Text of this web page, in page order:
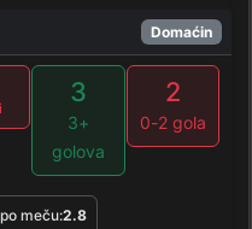
Domaćin
3
3+
golova
2
0-2 gola
meču:2.8